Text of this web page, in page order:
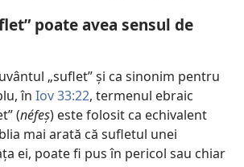
poate avea sensul de
„suflet” și ca sinonim pentru
în Iov 33:22, termenul ebraic
(néfeș) este folosit ca echivalent
mai arată că sufletul unei
ei, poate fi pus în pericol sau chiar